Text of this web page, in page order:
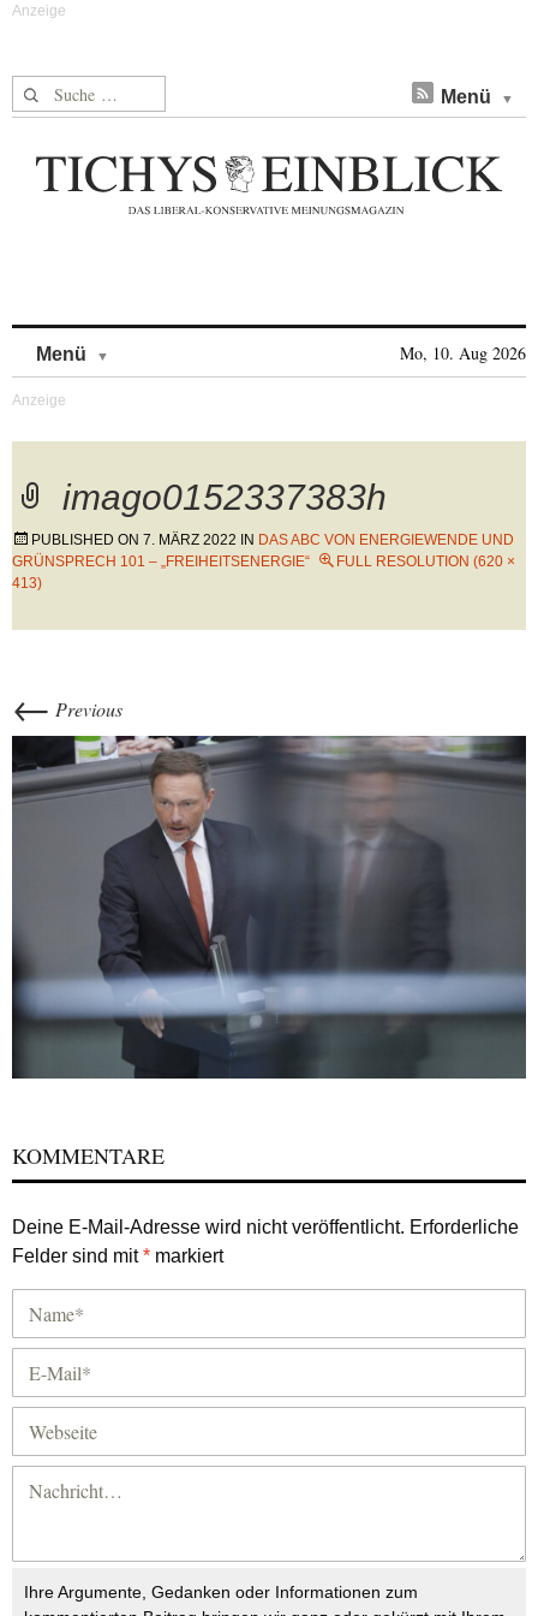
Suche nach: Menü
Menü Mo, 10. Aug 2026
imago0152337383h
PUBLISHED ON 7. MÄRZ 2022 IN DAS ABC VON ENERGIEWENDE UND
GRÜNSPRECH 101 – „FREIHEITSENERGIE“
FULL RESOLUTION (620 ×
413)
← Previous
KOMMENTARE
Deine E-Mail-Adresse wird nicht veröffentlicht. Erforderliche
Felder sind mit* markiert
Ihre Argumente, Gedanken oder Informationen zum